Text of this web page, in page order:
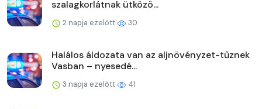
szalagkorlátnak ütközö...
2 napja ezelőtt 30
Halálos áldozata van az aljnövényzet-tűznek
Vasban – nyesedé...
3 napja ezelőtt 41